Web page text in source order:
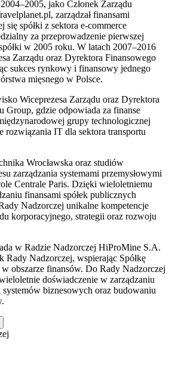
jako Członek Zarządu
, zarządzał finansami
się spółki z sektora e-commerce
za przeprowadzenie pierwszej
w 2005 roku. W latach 2007–2016
Zarządu oraz Dyrektora Finansowego
sukces rynkowy i finansowy jednego
mięsnego w Polsce.
Wiceprezesa Zarządu oraz Dyrektora
Group, gdzie odpowiada za finanse
grupy technologicznej
rozwiązania IT dla sektora transportu
Wrocławska oraz studiów
zarządzania systemami przemysłowymi
Centrale Paris. Dzięki wieloletniemu
finansami spółek publicznych
Nadzorczej unikalne kompetencje
korporacyjnego, strategii oraz rozwoju
w Radzie Nadzorczej HiProMine S.A.
Rady Nadzorczej, wspierając Spółkę
obszarze finansów. Do Rady Nadzorczej
doświadczenie w zarządzaniu
biznesowych oraz budowaniu